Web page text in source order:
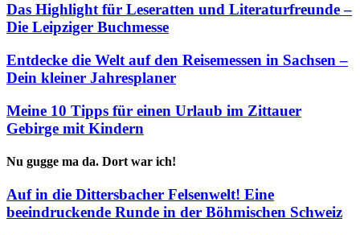
Das Highlight für Leseratten und Literaturfreunde –
Die Leipziger Buchmesse
Entdecke die Welt auf den Reisemessen in Sachsen –
Dein kleiner Jahresplaner
Meine 10 Tipps für einen Urlaub im Zittauer
Gebirge mit Kindern
Nu gugge ma da. Dort war ich!
Auf in die Dittersbacher Felsenwelt! Eine
beeindruckende Runde in der Böhmischen Schweiz